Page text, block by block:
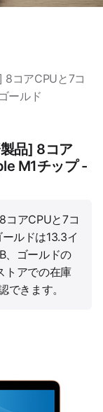
コアCPUと7コ
ールド
品] 8コア
M1チップ -
アCPUと7コ
ルドは13.3イ
、ゴールドの
トアでの在庫
きます。